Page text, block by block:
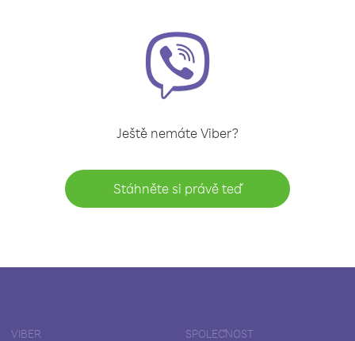
Ještě nemáte Viber?
Stáhněte si právě teď
VIBER SPOLEČNOST